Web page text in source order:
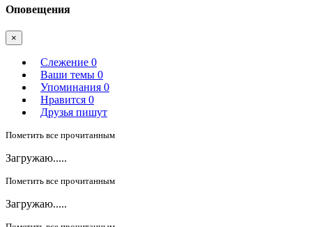
Оповещения
×
Слежение 0
Ваши темы 0
Упоминания 0
Нравится 0
Друзья пишут
Пометить все прочитанным
Загружаю.....
Пометить все прочитанным
Загружаю.....